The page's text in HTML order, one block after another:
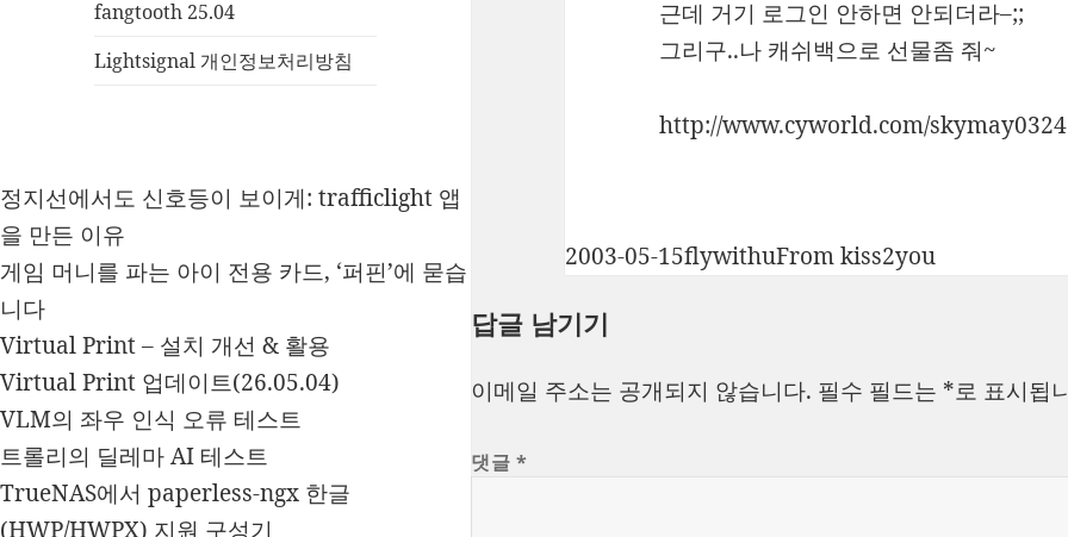
fangtooth 25.04
Lightsignal 개인정보처리방침
정지선에서도 신호등이 보이게: trafficlight 앱
을 만든 이유
게임 머니를 파는 아이 전용 카드, ‘퍼핀’에 묻습
니다
Virtual Print – 설치 개선 & 활용
Virtual Print 업데이트(26.05.04)
VLM의 좌우 인식 오류 테스트
트롤리의 딜레마 AI 테스트
TrueNAS에서 paperless-ngx 한글
(HWP/HWPX) 지원 구성기
근데 거기 로그인 안하면 안되더라–;;
그리구..나 캐쉬백으로 선물좀 줘~
http://www.cyworld.com/skymay0324
작
일
2003-05-15글
flywithu카
From kiss2you
답글 남기기
이메일 주소는 공개되지 않습니다. 필수 필드는 *로 표시됩
댓글*